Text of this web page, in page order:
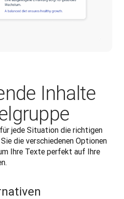
Inhalte
jede Situation die richtigen
die verschiedenen Optionen
Ihre Texte perfekt auf Ihre